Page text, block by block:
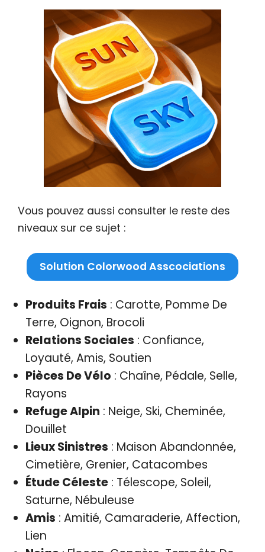
Vous pouvez aussi consulter le reste des
niveaux sur ce sujet :
Solution Colorwood Asscociations
Produits Frais : Carotte, Pomme De
Terre, Oignon, Brocoli
Relations Sociales : Confiance,
Loyauté, Amis, Soutien
Pièces De Vélo : Chaîne, Pédale, Selle,
Rayons
Refuge Alpin : Neige, Ski, Cheminée,
Douillet
Lieux Sinistres : Maison Abandonnée,
Cimetière, Grenier, Catacombes
Étude Céleste: Télescope, Soleil,
Saturne, Nébuleuse
Amis : Amitié, Camaraderie, Affection,
Lien